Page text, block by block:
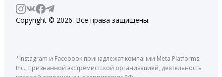
Copyright © 2026. Все права защищены.
*Instagram и Facebook принадлежат компании Meta Platforms
Inc., признанной экстремистской организацией, деятельность